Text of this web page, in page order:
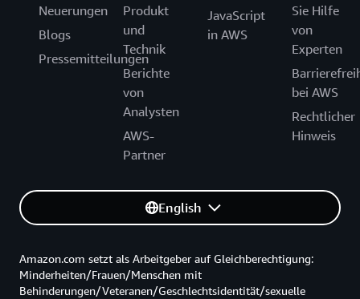
Neuerungen
Blogs
Pressemitteilungen
Produkt
und
Technik
Berichte
von
Analysten
AWS-
Partner
JavaScript
in AWS
Sie Hilfe
von
Experten
bei AWS
Rechtlicher
Hinweis
English
Amazon.com setzt als Arbeitgeber auf Gleichberechtigung:
Minderheiten/Frauen/Menschen mit
Behinderungen/Veteranen/Geschlechtsidentität/sexuelle